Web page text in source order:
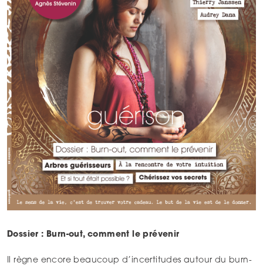
Dossier : Burn-out, comment le prévenir
Il règne encore beaucoup d’incertitudes autour du burn-